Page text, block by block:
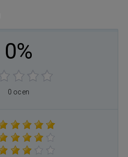
0%
0 ocen